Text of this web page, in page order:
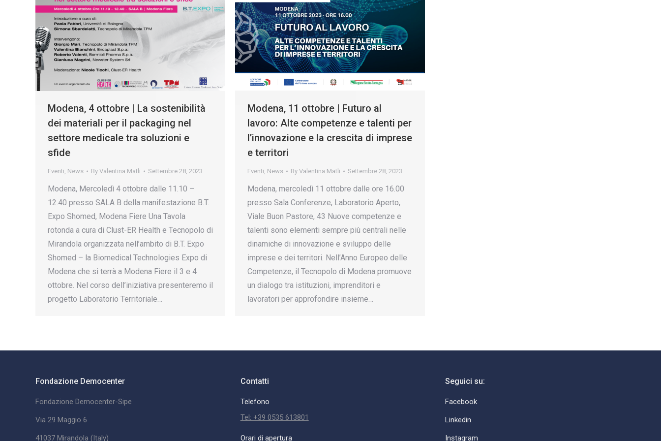
Modena, 4 ottobre | La sostenibilità
dei materiali per il packaging nel
settore medicale tra soluzioni e
sfide
Eventi, News By Valentina Matli Settembre 28, 2023
Modena, Mercoledì 4 ottobre dalle 11.10 –
12.40 presso SALA B della manifestazione B.T.
Expo Shomed, Modena Fiere Una Tavola
rotonda a cura di Clust-ER Health e Tecnopolo di
Mirandola organizzata nell’ambito di B.T. Expo
Shomed – la Biomedical Technologies Expo di
Modena che si terrà a Modena Fiere il 3 e 4
ottobre. Nel corso dell’iniziativa presenteremo il
progetto Laboratorio Territoriale…
Modena, 11 ottobre | Futuro al
lavoro: Alte competenze e talenti per
l’innovazione e la crescita di imprese
e territori
Eventi, News By Valentina Matli Settembre 28, 2023
Modena, mercoledì 11 ottobre dalle ore 16.00
presso Sala Conferenze, Laboratorio Aperto,
Viale Buon Pastore, 43 Nuove competenze e
talenti sono elementi sempre più centrali nelle
dinamiche di innovazione e sviluppo delle
imprese e dei territori. Nell’Anno Europeo delle
Competenze, il Tecnopolo di Modena promuove
un dialogo tra istituzioni, imprenditori e
lavoratori per approfondire insieme…
Fondazione Democenter
Fondazione Democenter-Sipe
Via 29 Maggio 6
41037 Mirandola (Italy)
Contatti
Telefono
Tel: +39 0535 613801
Orari di apertura
Seguici su:
Facebook
Linkedin
Instagram